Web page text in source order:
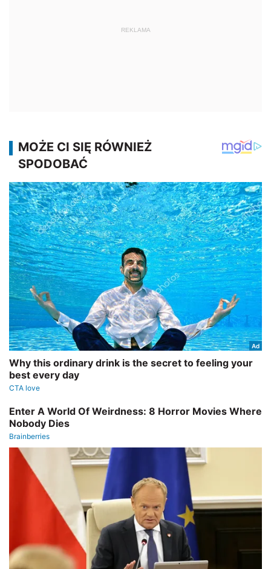
REKLAMA